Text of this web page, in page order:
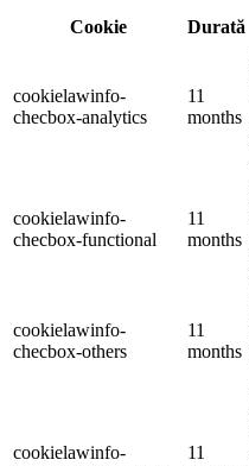
Cookie Durată
cookielawinfo-
checbox-analytics
11
months
cookielawinfo-
checbox-functional
11
months
cookielawinfo-
checbox-others
11
months
cookielawinfo-
11